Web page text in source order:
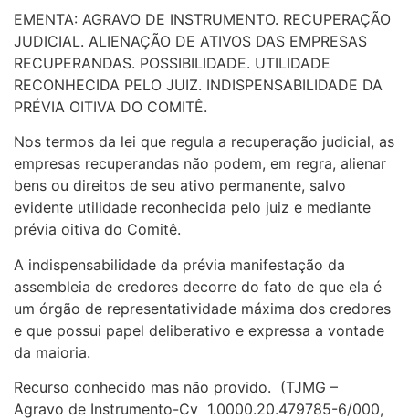
EMENTA: AGRAVO DE INSTRUMENTO. RECUPERAÇÃO
JUDICIAL. ALIENAÇÃO DE ATIVOS DAS EMPRESAS
RECUPERANDAS. POSSIBILIDADE. UTILIDADE
RECONHECIDA PELO JUIZ. INDISPENSABILIDADE DA
PRÉVIA OITIVA DO COMITÊ.
Nos termos da lei que regula a recuperação judicial, as
empresas recuperandas não podem, em regra, alienar
bens ou direitos de seu ativo permanente, salvo
evidente utilidade reconhecida pelo juiz e mediante
prévia oitiva do Comitê.
A indispensabilidade da prévia manifestação da
assembleia de credores decorre do fato de que ela é
um órgão de representatividade máxima dos credores
e que possui papel deliberativo e expressa a vontade
da maioria.
Recurso conhecido mas não provido. (TJMG –
Agravo de Instrumento-Cv 1.0000.20.479785-6/000,